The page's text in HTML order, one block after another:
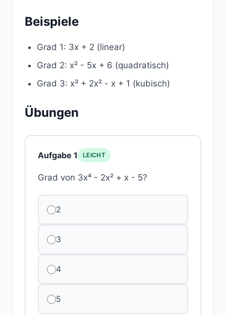
Beispiele
Grad 1: 3x + 2 (linear)
Grad 2: x² - 5x + 6 (quadratisch)
Grad 3: x³ + 2x² - x + 1 (kubisch)
Übungen
Aufgabe 1 LEICHT
Grad von 3x⁴ - 2x² + x - 5?
2
3
4
5